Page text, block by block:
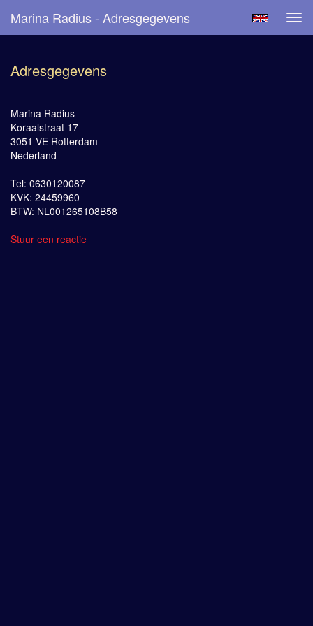
Marina Radius - Adresgegevens
Adresgegevens
Marina Radius
Koraalstraat 17
3051 VE Rotterdam
Nederland
Tel: 0630120087
KVK: 24459960
BTW: NL001265108B58
Stuur een reactie